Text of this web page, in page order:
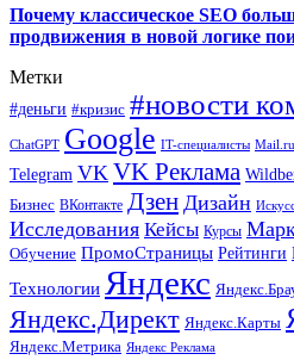
Почему классическое SEO
продвижения в новой логике
Метки
#деньги #кризис #новости
ChatGPT Google IT-специалисты Mail.ru
Telegram VK VK Реклама
Бизнес ВКонтакте Дзен Дизайн
Исследования Кейсы Курсы
Обучение ПромоСтраницы Рейтинги
Технологии Яндекс
Яндекс.Директ Яндекс.Карты
Яндекс.Метрика Яндекс Реклама